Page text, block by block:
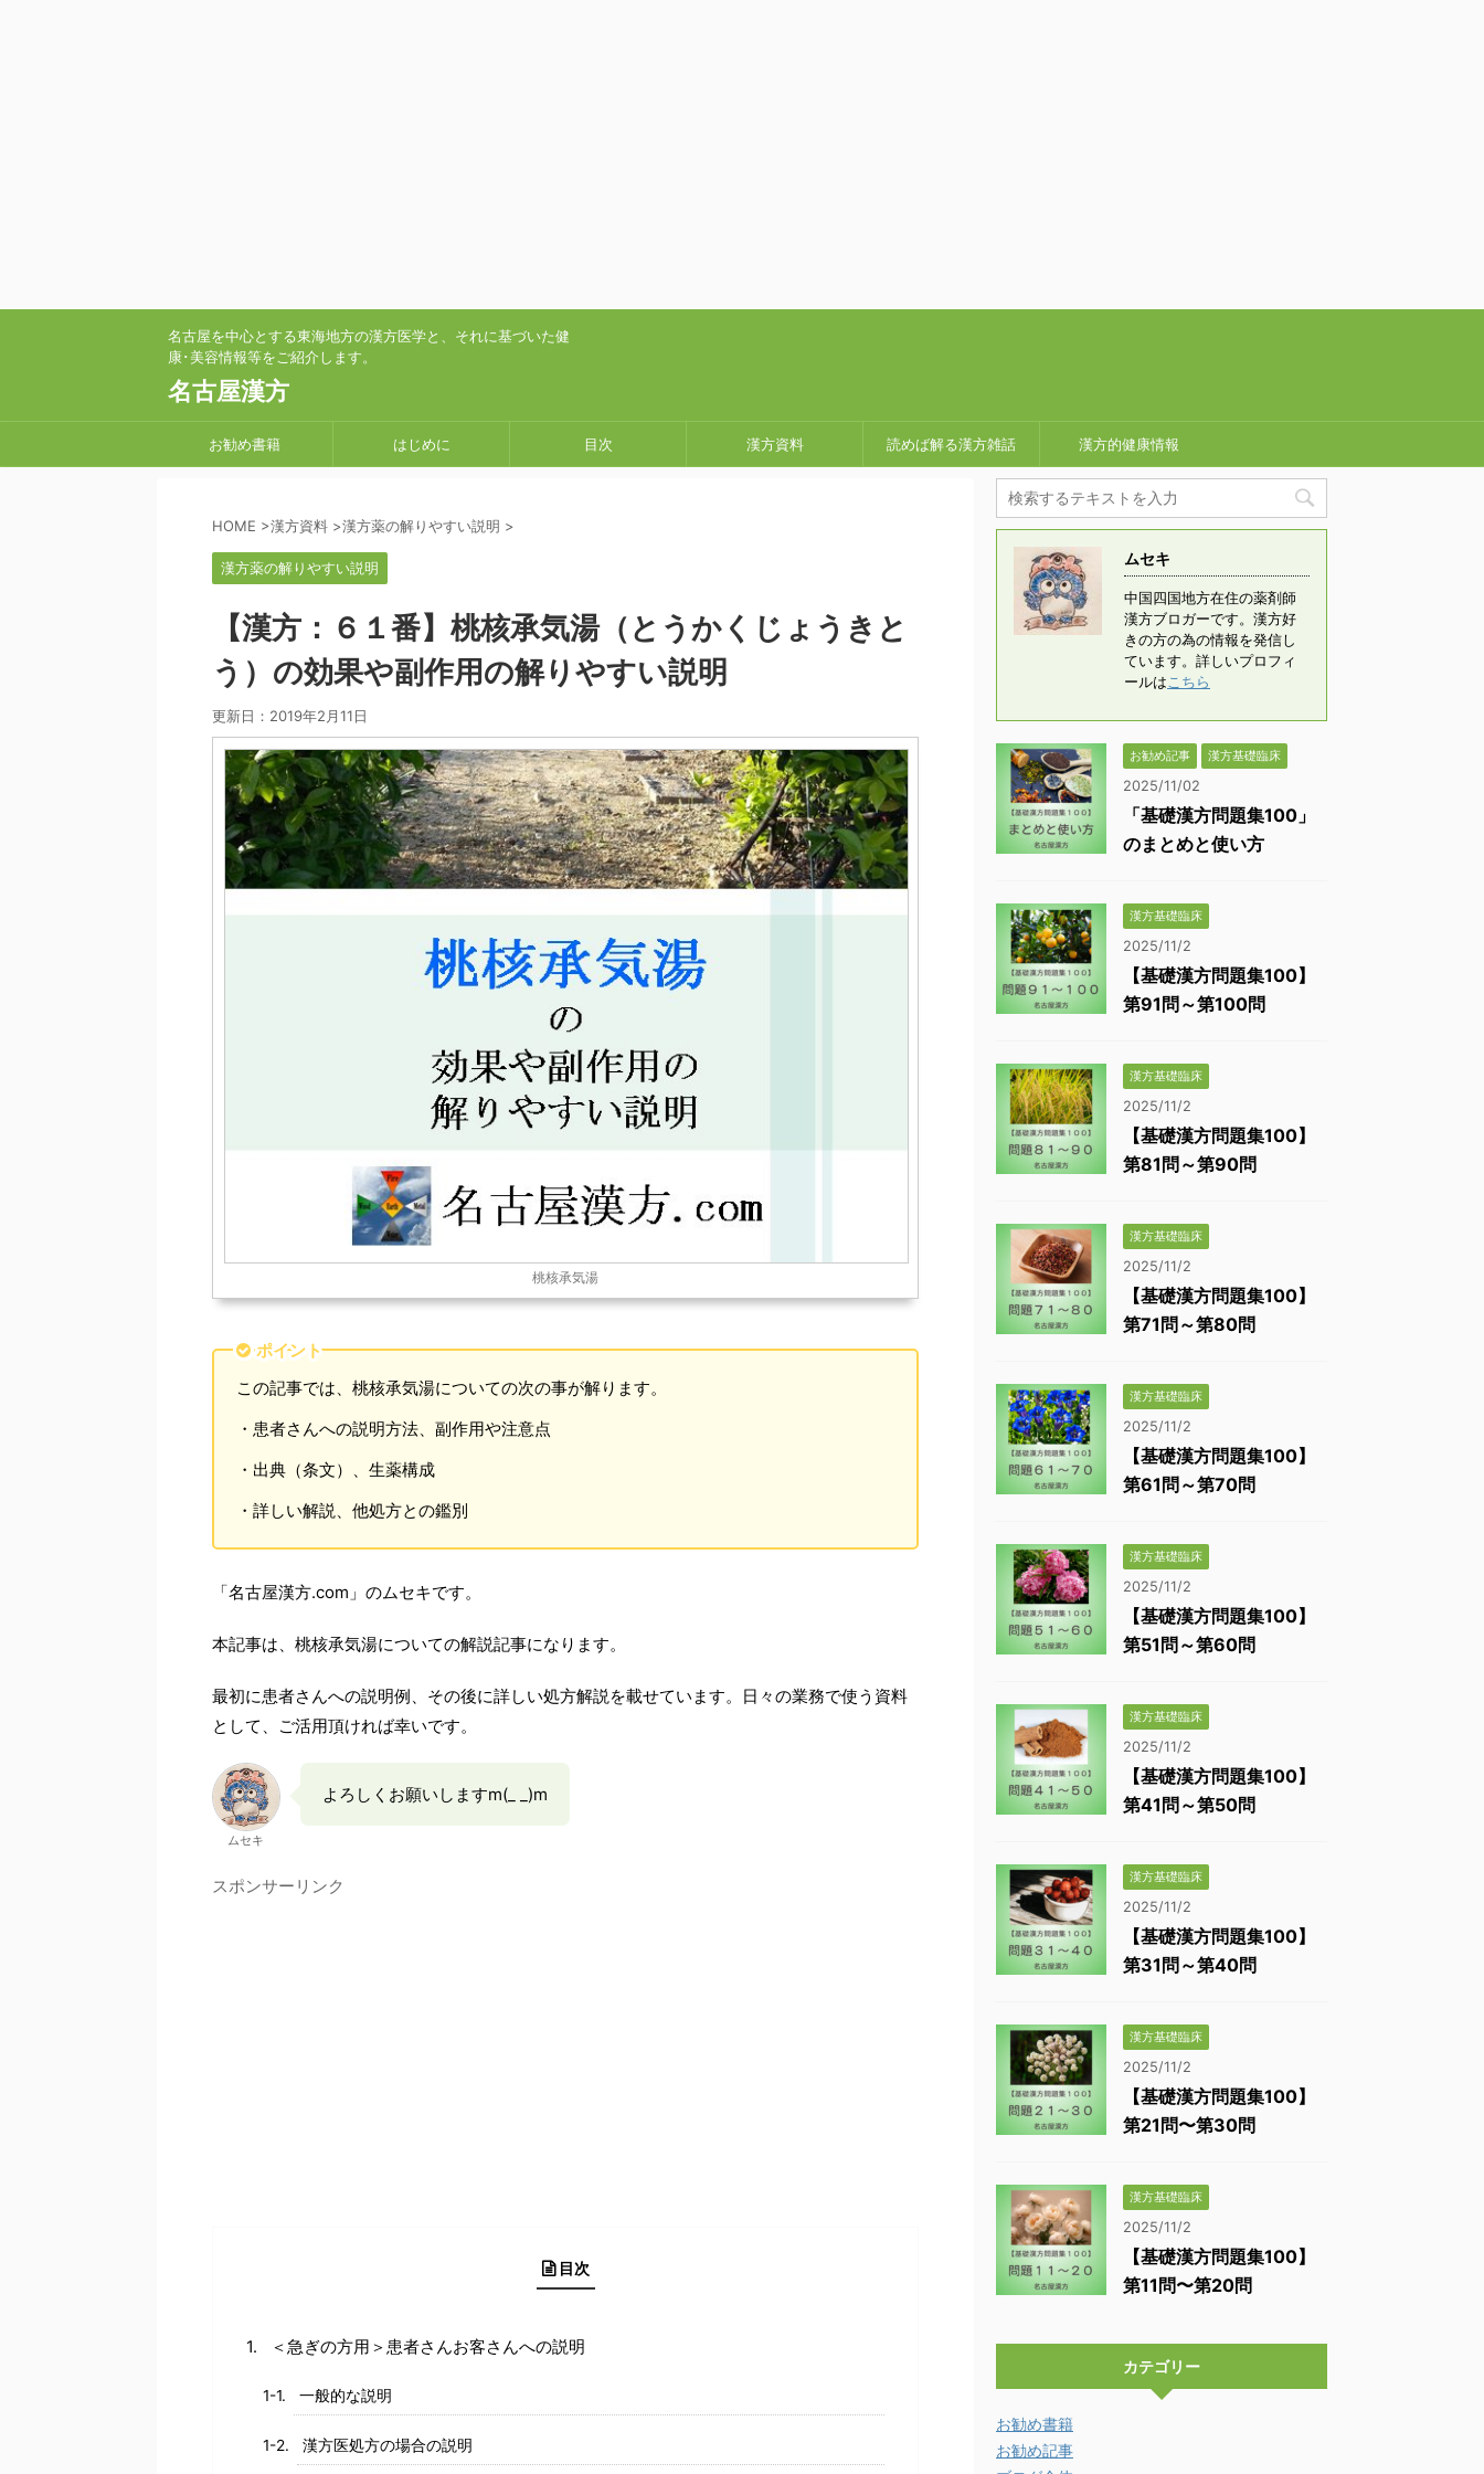
名古屋を中心とする東海地方の漢方医学と、それに基づいた健
康･美容情報等をご紹介します。
名古屋漢方
お勧め書籍 はじめに 目次 漢方資料 読めば解る漢方雑話 漢方的健康情報
HOME >漢方資料 >漢方薬の解りやすい説明 >
漢方薬の解りやすい説明
【漢方：６１番】桃核承気湯（とうかくじょうきと
う）の効果や副作用の解りやすい説明
更新日： 2019年2月11日
桃核承気湯
ポイント
この記事では、桃核承気湯についての次の事が解ります。
・患者さんへの説明方法、副作用や注意点
・出典（条文）、生薬構成
・詳しい解説、他処方との鑑別
「名古屋漢方.com」のムセキです。
本記事は、桃核承気湯についての解説記事になります。
最初に患者さんへの説明例、その後に詳しい処方解説を載せています。日々の業務で使う資料
として、ご活用頂ければ幸いです。
ムセキ
よろしくお願いしますm(_ _)m
スポンサーリンク
目次
＜急ぎの方用＞患者さんお客さんへの説明
一般的な説明
漢方医処方の場合の説明
ムセキ
中国四国地方在住の薬剤師
漢方ブロガーです。漢方好
きの方の為の情報を発信し
ています。詳しいプロフィ
ールはこちら
お勧め記事 漢方基礎臨床
2025/11/02
「基礎漢方問題集100」
のまとめと使い方
漢方基礎臨床
2025/11/2
【基礎漢方問題集100】
第91問～第100問
漢方基礎臨床
2025/11/2
【基礎漢方問題集100】
第81問～第90問
漢方基礎臨床
2025/11/2
【基礎漢方問題集100】
第71問～第80問
漢方基礎臨床
2025/11/2
【基礎漢方問題集100】
第61問～第70問
漢方基礎臨床
2025/11/2
【基礎漢方問題集100】
第51問～第60問
漢方基礎臨床
2025/11/2
【基礎漢方問題集100】
第41問～第50問
漢方基礎臨床
2025/11/2
【基礎漢方問題集100】
第31問～第40問
漢方基礎臨床
2025/11/2
【基礎漢方問題集100】
第21問〜第30問
漢方基礎臨床
2025/11/2
【基礎漢方問題集100】
第11問〜第20問
カテゴリー
お勧め書籍
お勧め記事